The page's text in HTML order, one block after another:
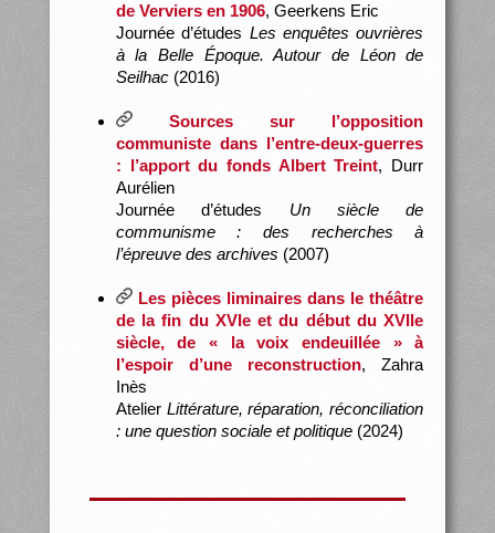
de Verviers en 1906, Geerkens Eric
Journée d’études Les enquêtes ouvrières
à la Belle Époque. Autour de Léon de
Seilhac(2016)
Sources sur l’opposition
communiste dans l’entre-deux-guerres
: l’apport du fonds Albert Treint, Durr
Aurélien
Journée d’études Un siècle de
communisme : des recherches à
l’épreuve des archives (2007)
Les pièces liminaires dans le théâtre
de la fin du XVIe et du début du XVIIe
siècle, de « la voix endeuillée » à
l’espoir d’une reconstruction, Zahra
Inès
Atelier Littérature, réparation, réconciliation
: une question sociale et politique(2024)